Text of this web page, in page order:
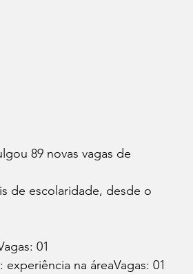
89 novas vagas de
de escolaridade, desde o
01
experiência na áreaVagas: 01